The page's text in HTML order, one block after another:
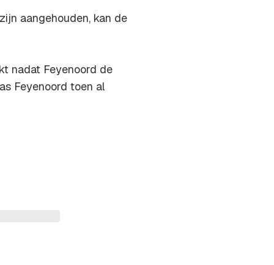
aangehouden, kan de
nadat Feyenoord de
Feyenoord toen al